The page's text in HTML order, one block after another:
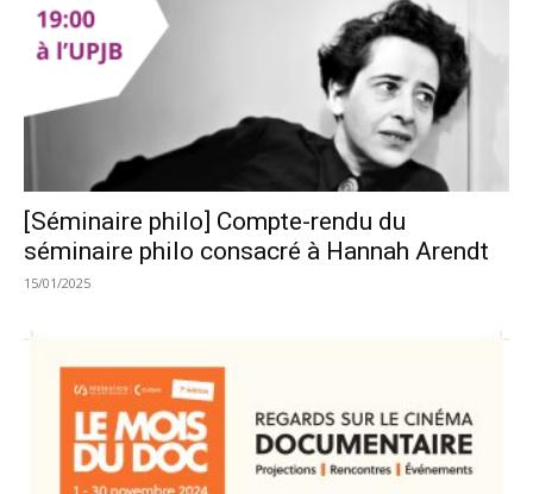
[Séminaire philo] Compte-rendu du
séminaire philo consacré à Hannah Arendt
15/01/2025